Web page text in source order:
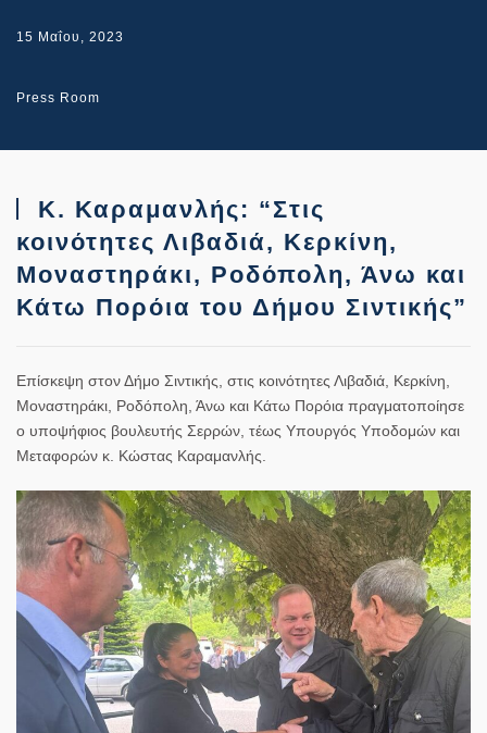
15 Μαΐου, 2023
Press Room
Κ. Καραμανλής: “Στις
κοινότητες Λιβαδιά, Κερκίνη,
Μοναστηράκι, Ροδόπολη, Άνω και
Κάτω Πορόια του Δήμου Σιντικής”
Επίσκεψη στον Δήμο Σιντικής, στις κοινότητες Λιβαδιά, Κερκίνη,
Μοναστηράκι, Ροδόπολη, Άνω και Κάτω Πορόια πραγματοποίησε
ο υποψήφιος βουλευτής Σερρών, τέως Υπουργός Υποδομών και
Μεταφορών κ. Κώστας Καραμανλής.